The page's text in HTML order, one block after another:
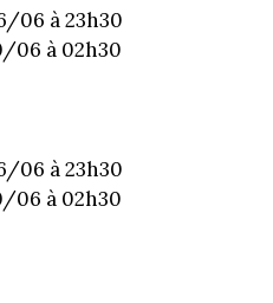
06 à 23h30
06 à 02h30
06 à 23h30
06 à 02h30